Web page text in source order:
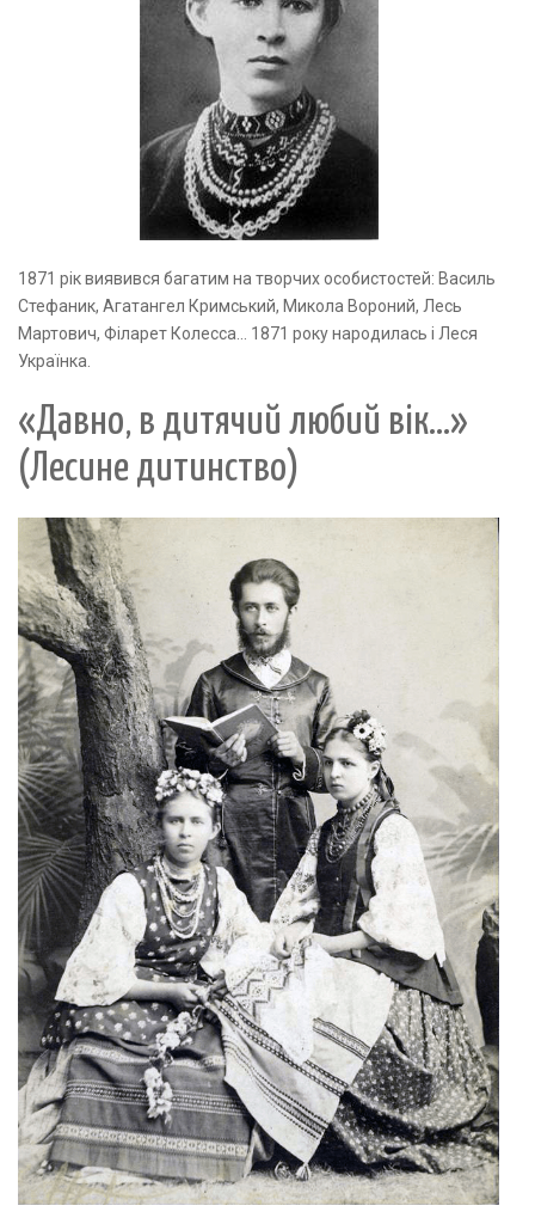
1871 рік виявився багатим на творчих особистостей: Василь
Стефаник, Агатангел Кримський, Микола Вороний, Лесь
Мартович, Філарет Колесса... 1871 року народилась і Леся
Українка.
«Давно, в дитячий любий вік...»
(Лесине дитинство)